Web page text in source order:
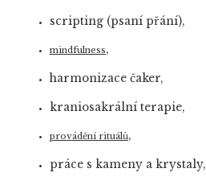
scripting (psaní přání),
mindfulness,
harmonizace čaker,
kraniosakrální terapie,
provádění rituálů,
práce s kameny a krystaly,